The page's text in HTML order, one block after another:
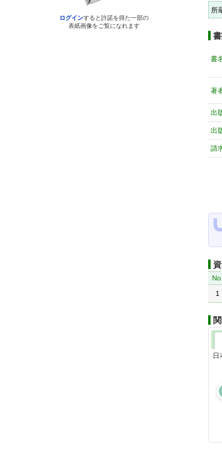
ログインすると許諾を得た一部の
表紙画像をご覧になれます
所
書
著
出
出
請
1